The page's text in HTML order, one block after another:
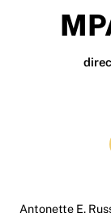
Antonette E.